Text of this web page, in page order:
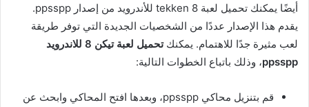
أيضًا يمكنك تحميل لعبة tekken 8 للأندرويد من إصدار ppsspp.
يقدم هذا الإصدار عددًا من الشخصيات الجديدة التي توفر طريقة
لعب مثيرة جدًا للاهتمام. يمكنك
تحميل لعبة تيكن 8 للاندرويد
ppsspp، وذلك باتباع الخطوات التالية:
قم بتنزيل محاكي ppsspp، وبعدها افتح المحاكي وابحث عن